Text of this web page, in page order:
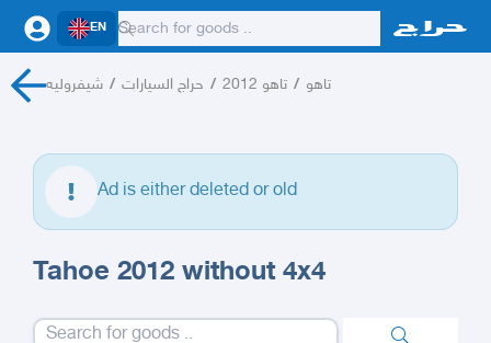
EN
شيفروليه / حراج السيارات / تاهو 2012 / تاهو
Ad is either deleted or old
Tahoe 2012 without 4x4